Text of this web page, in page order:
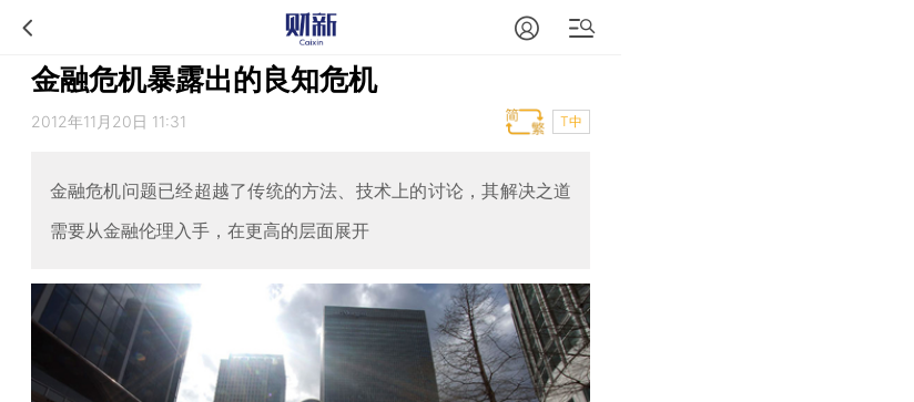
金融危机暴露出的良知危机
2012年11月20日 11:31 T中
金融危机问题已经超越了传统的方法、技术上的讨论，其解决之道
需要从金融伦理入手，在更高的层面展开